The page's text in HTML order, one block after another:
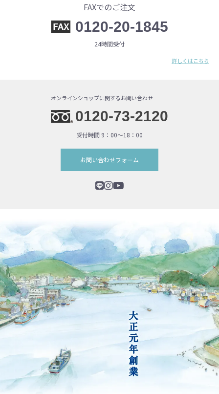
FAXでのご注文
0120-20-1845
24時間受付
詳しくはこちら
オンラインショップに関するお問い合わせ
0120-73-2120
受付時間 9：00〜18：00
お問い合わせフォーム